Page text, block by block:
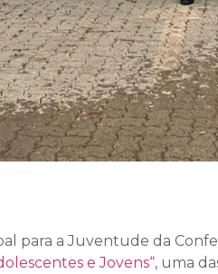
para a Juventude da
e Jovens“, uma